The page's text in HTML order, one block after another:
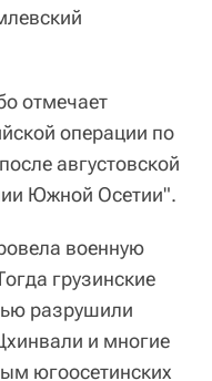
отмечает
операции по
августовской
Южной Осетии".
военную
грузинские
разрушили
и многие
югоосетинских